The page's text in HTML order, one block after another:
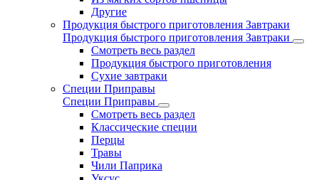
Другие
Продукция быстрого приготовления Завтраки
Продукция быстрого приготовления Завтраки
Смотреть весь раздел
Продукция быстрого приготовления
Сухие завтраки
Специи Приправы
Специи Приправы
Смотреть весь раздел
Классические специи
Перцы
Травы
Чили Паприка